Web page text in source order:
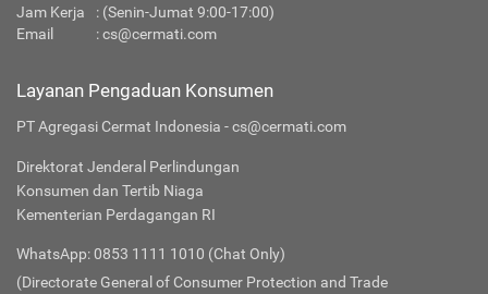
Jam Kerja
: (Senin-Jumat 9:00-17:00)
Email
:cs@cermati.com
Layanan Pengaduan Konsumen
PT Agregasi Cermat Indonesia - cs@cermati.com
Direktorat Jenderal Perlindungan
Konsumen dan Tertib Niaga
Kementerian Perdagangan RI
WhatsApp: 0853 1111 1010 (Chat Only)
(Directorate General of Consumer Protection and Trade